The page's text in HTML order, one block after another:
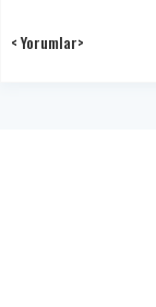
< Yorumlar>